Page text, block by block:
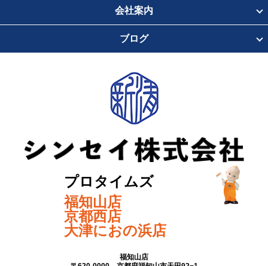
会社案内
ブログ
プロタイムズ
福知山店
京都西店
大津におの浜店
福知山店